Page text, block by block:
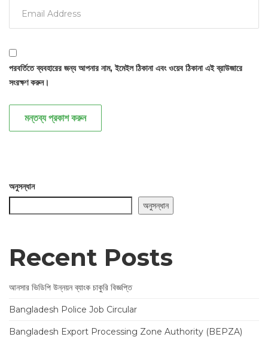
পরবর্তিতে ব্যবহারের জন্য আপনার নাম, ইমেইল ঠিকানা এবং ওয়েব ঠিকানা এই ব্রাউজারে
সংরক্ষণ করুন।
মন্তব্য প্রকাশ করুন
অনুসন্ধান
অনুসন্ধান
Recent Posts
আনসার ভিডিপি উন্নয়ন ব্যাংক চাকুরি বিজ্ঞপ্তি
Bangladesh Police Job Circular
Bangladesh Export Processing Zone Authority (BEPZA)